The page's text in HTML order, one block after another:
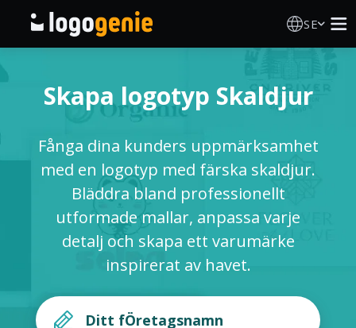
SE
AI logotypgenerator
Logotypidéer
Tryckta produkter
Om Oss
Skapa logotyp Skaldjur
Fånga dina kunders uppmärksamhet
med en logotyp med färska skaldjur.
Bläddra bland professionellt
utformade mallar, anpassa varje
detalj och skapa ett varumärke
inspirerat av havet.